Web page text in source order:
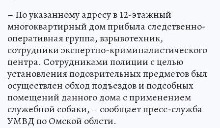
– По указанному адресу в 12-этажный
многоквартирный дом прибыла следственно-
оперативная группа, взрывотехник,
сотрудники экспертно-криминалистического
центра. Сотрудниками полиции с целью
установления подозрительных предметов был
осуществлен обход подъездов и подсобных
помещений данного дома с применением
служебной собаки, – сообщает пресс-служба
УМВД по Омской облсти.